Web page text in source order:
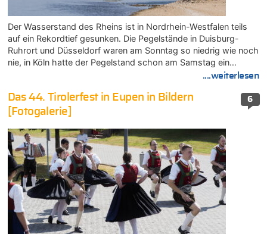
Der Wasserstand des Rheins ist in Nordrhein-Westfalen teils
auf ein Rekordtief gesunken. Die Pegelstände in Duisburg-
Ruhrort und Düsseldorf waren am Sonntag so niedrig wie noch
nie, in Köln hatte der Pegelstand schon am Samstag ein…
....weiterlesen
6
Das 44. Tirolerfest in Eupen in Bildern
[Fotogalerie]